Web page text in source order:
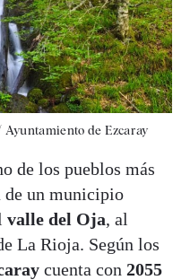
Ayuntamiento de Ezcaray
de los pueblos más
de un municipio
valle del Oja, al
La Rioja. Según los
cuenta con 2055